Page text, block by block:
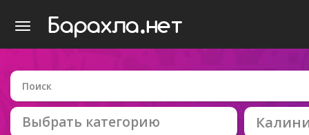
Выбрать категорию